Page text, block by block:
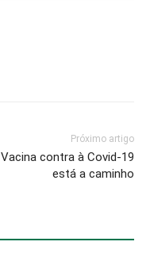
Próximo artigo
Vacina contra à Covid-19
está a caminho